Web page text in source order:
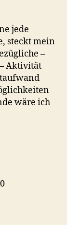
jede
steckt mein
–
Aktivität
wäre ich